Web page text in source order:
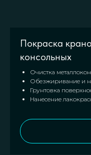
Покраска
консольных
Очистка
Обезжиривание и
Грунтовка
Нанесение